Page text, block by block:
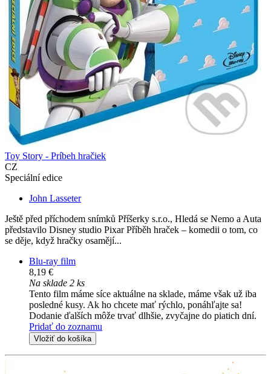
Toy Story - Príbeh hračiek
CZ
Speciální edice
John Lasseter
Ještě před příchodem snímků Příšerky s.r.o., Hledá se Nemo a Auta
představilo Disney studio Pixar Příběh hraček – komedii o tom, co
se děje, když hračky osamějí...
Blu-ray film
8,19 €
Na sklade 2 ks
Tento film máme síce aktuálne na sklade, máme však už iba
posledné kusy. Ak ho chcete mať rýchlo, ponáhľajte sa!
Dodanie ďalších môže trvať dlhšie, zvyčajne do piatich dní.
Pridať do zoznamu
Vložiť do košíka